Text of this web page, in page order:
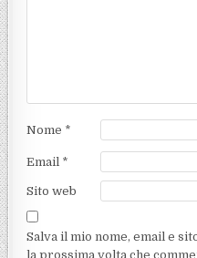
Nome *
Email *
Sito web
Salva il mio nome, email e
la prossima volta che